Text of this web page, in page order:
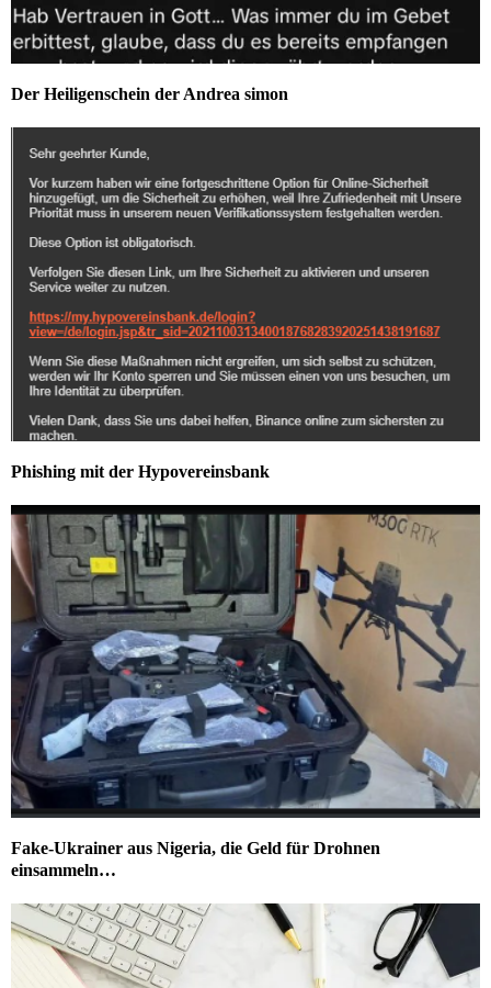
Der Heiligenschein der Andrea simon
Phishing mit der Hypovereinsbank
Fake-Ukrainer aus Nigeria, die Geld für Drohnen
einsammeln…